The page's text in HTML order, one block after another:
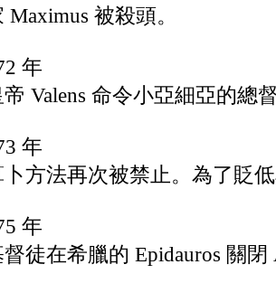
Maximus 被殺頭。
年
命令小亞細亞的總
年
法再次被禁止。為了貶低
年
在希臘的 Epidauros 關閉